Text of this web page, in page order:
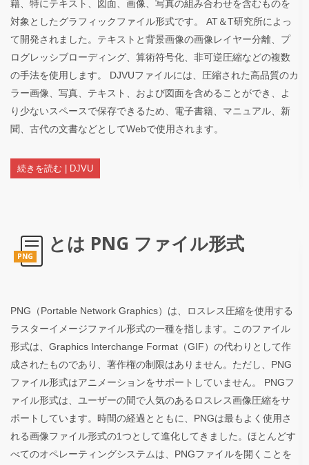
籍、特にテキスト、図面、画像、写真の組み合わせを含むものを
対象としたグラフィックファイル形式です。 AT＆T研究所によっ
て開発されました。テキストと背景画像の画像レイヤー分離、プ
ログレッシブローディング、算術符号化、非可逆圧縮などの複数
の手法を使用します。 DJVUファイルには、圧縮された高品質のカ
ラー画像、写真、テキスト、および図面を含めることができ、よ
り少ないスペースで保存できるため、電子書籍、マニュアル、新
聞、古代の文書などとしてWebで使用されます。
続きを読む | DJVU
PNG
とは PNG ファイル形式
PNG（Portable Network Graphics）は、ロスレス圧縮を使用する
ラスターイメージファイル形式の一種を指します。このファイル
形式は、Graphics Interchange Format（GIF）の代わりとして作
成されたものであり、著作権の制限はありません。ただし、PNG
ファイル形式はアニメーションをサポートしていません。 PNGフ
ァイル形式は、ユーザーの間で人気のあるロスレス画像圧縮をサ
ポートしています。時間の経過とともに、PNGは最もよく使用さ
れる画像ファイル形式の1つとして進化してきました。ほとんどす
べてのオペレーティングシステムは、PNGファイルを開くことを